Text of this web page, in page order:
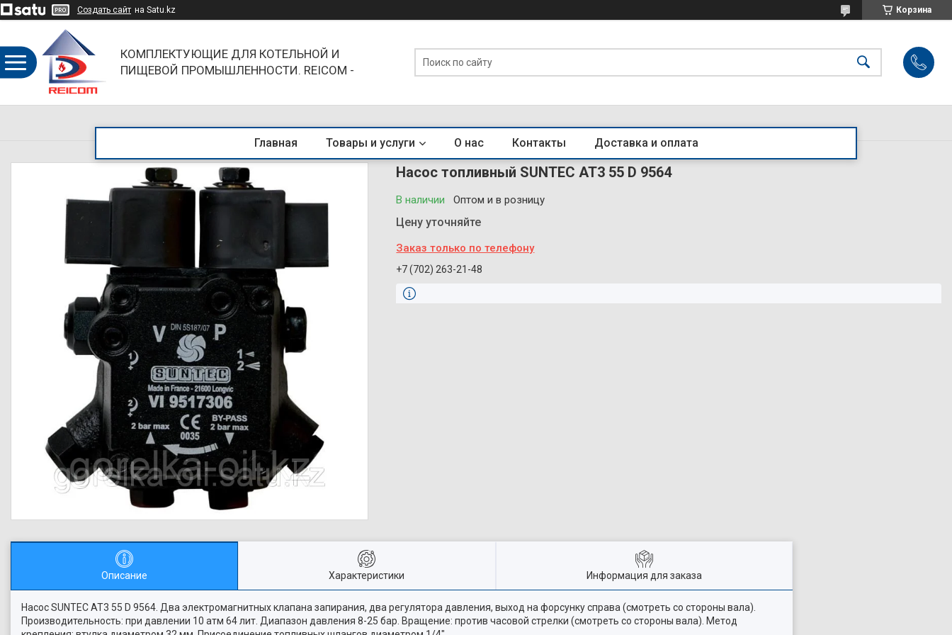
Создать сайт на Satu.kz Корзина
КОМПЛЕКТУЮЩИЕ ДЛЯ КОТЕЛЬНОЙ И
ПИЩЕВОЙ ПРОМЫШЛЕННОСТИ. REICOM -
Главная Товары и услуги О нас Контакты Доставка и оплата
Насос топливный SUNTEC AT3 55 D 9564
В наличии Оптом и в розницу
Цену уточняйте
Заказ только по телефону
+7 (702) 263-21-48
Описание Характеристики Информация для заказа
Насос SUNTEC AT3 55 D 9564. Два электромагнитных клапана запирания, два регулятора давления, выход на форсунку справа (смотреть со стороны вала).
Производительность: при давлении 10 атм 64 лит. Диапазон давления 8-25 бар. Вращение: против часовой стрелки (смотреть со стороны вала). Метод